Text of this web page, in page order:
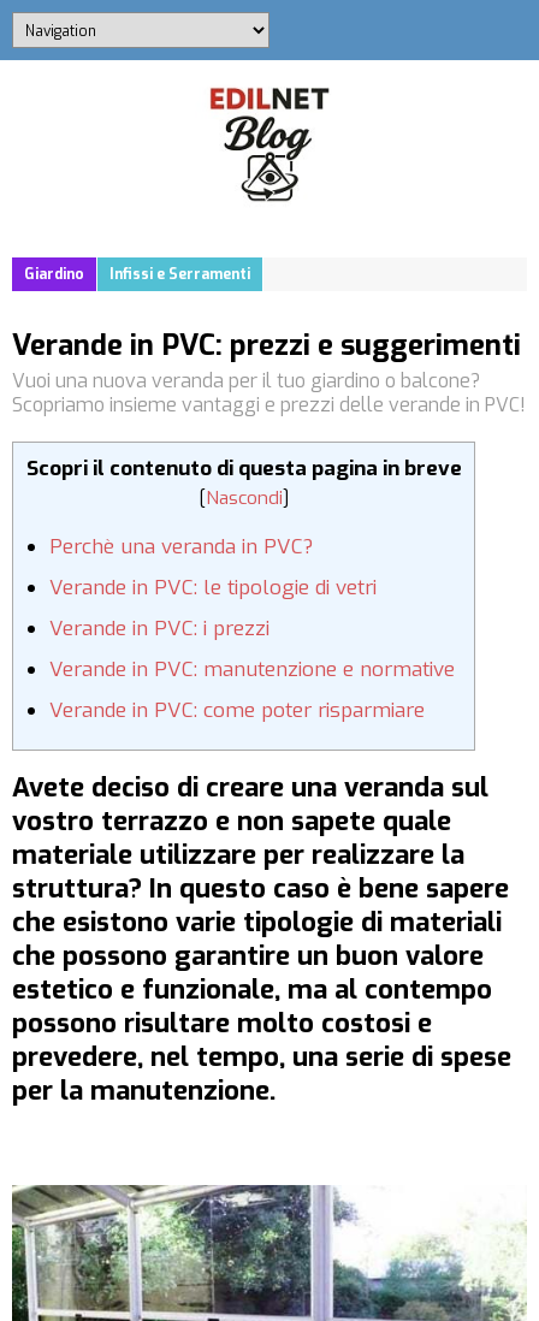
Giardino Infissi e Serramenti
Verande in PVC: prezzi e suggerimenti
Vuoi una nuova veranda per il tuo giardino o balcone?
Scopriamo insieme vantaggi e prezzi delle verande in PVC!
Scopri il contenuto di questa pagina in breve
[Nascondi]
Perchè una veranda in PVC?
Verande in PVC: le tipologie di vetri
Verande in PVC: i prezzi
Verande in PVC: manutenzione e normative
Verande in PVC: come poter risparmiare
Avete deciso di creare una veranda sul
vostro terrazzo e non sapete quale
materiale utilizzare per realizzare la
struttura? In questo caso è bene sapere
che esistono varie tipologie di materiali
che possono garantire un buon valore
estetico e funzionale, ma al contempo
possono risultare molto costosi e
prevedere, nel tempo, una serie di spese
per la manutenzione.